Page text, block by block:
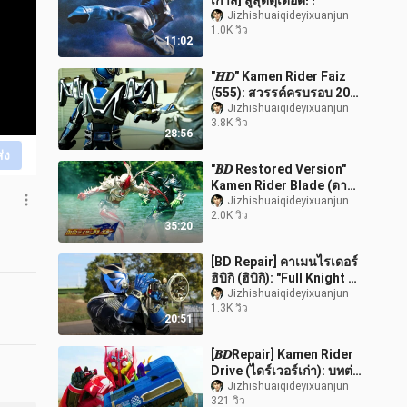
ง
11:02
Jizhishuaiqideyixuanjun
1.0K วิว
28:56
"𝑯𝑫" Kamen Rider Faiz
(555): สวรรค์ครบรอบ 20
ปี・ได้รับ "คอลเลกชันการ
ต่อสู้ทั้งหมด"
Jizhishuaiqideyixuanjun
3.8K วิว
35:20
"𝑩𝑫 Restored Version"
Kamen Rider Blade (ดาบ):
คอลเลกชันการต่อสู้คลาส
สิก "บทสุดท้าย" The Lost
Jizhishuaiqideyixuanjun
2.0K วิว
20:51
[BD Repair] คาเมนไรเดอร์
ฮิบิกิ (ฮิบิกิ): "Full Knight +
All Special Moves
Collection"
Jizhishuaiqideyixuanjun
1.3K วิว
[𝑩𝑫Repair] Kamen Rider
Drive (ไดร์เวอร์เก่า): บทต่อ
ไปของ "All Forms + All
Must-Kill Collection"
Jizhishuaiqideyixuanjun
321 วิว